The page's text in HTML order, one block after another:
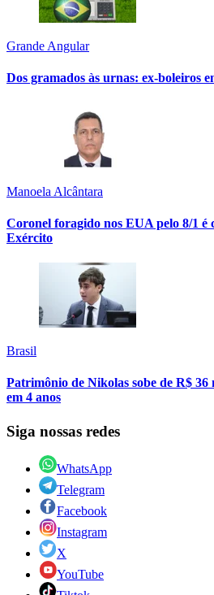
Grande Angular
Dos gramados às urnas: ex-boleiros
Manoela Alcântara
Coronel foragido nos EUA pelo 8/1
Exército
Brasil
Patrimônio de Nikolas sobe de R$
em 4 anos
Siga nossas redes
WhatsApp
Telegram
Facebook
Instagram
X
YouTube